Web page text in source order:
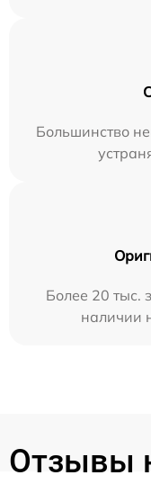
Большинство
Более 20 тыс.
наличии
Отзывы